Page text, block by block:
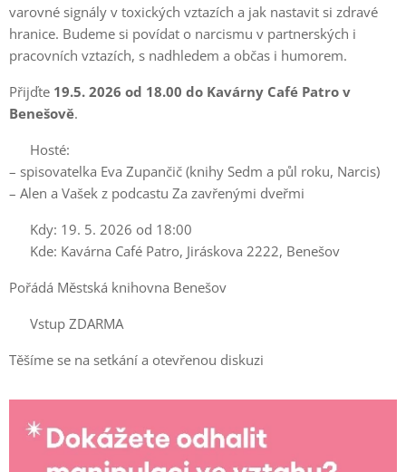
varovné signály v toxických vztazích a jak nastavit si zdravé
hranice. Budeme si povídat o narcismu v partnerských i
pracovních vztazích, s nadhledem a občas i humorem.
Přijďte 19.5. 2026 od 18.00 do Kavárny Café Patro v
Benešově.
👤 Hosté:
– spisovatelka Eva Zupančič (knihy Sedm a půl roku, Narcis)
– Alen a Vašek z podcastu Za zavřenými dveřmi
📅 Kdy: 19. 5. 2026 od 18:00
📍 Kde: Kavárna Café Patro, Jiráskova 2222, Benešov
Pořádá Městská knihovna Benešov
🎟️ Vstup ZDARMA
Těšíme se na setkání a otevřenou diskuzi 💛